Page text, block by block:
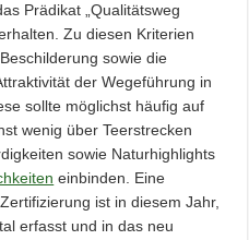
Prädikat „Qualitätsweg
Zu diesen Kriterien
sowie die
der Wegeführung in
sollte möglichst häuﬁg auf
wenig über Teerstrecken
sowie Naturhighlights
einbinden. Eine
ist in diesem Jahr,
erfasst und in das neu